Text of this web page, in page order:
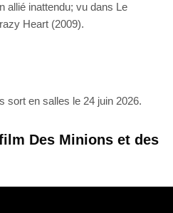
allié inattendu; vu dans Le
Heart (2009).
sort en salles le 24 juin 2026.
Des Minions et des